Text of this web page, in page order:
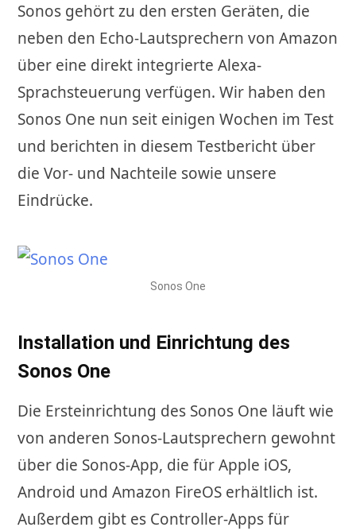
Sonos gehört zu den ersten Geräten, die
neben den Echo-Lautsprechern von Amazon
über eine direkt integrierte Alexa-
Sprachsteuerung verfügen. Wir haben den
Sonos One nun seit einigen Wochen im Test
und berichten in diesem Testbericht über
die Vor- und Nachteile sowie unsere
Eindrücke.
Sonos One
Installation und Einrichtung des
Sonos One
Die Ersteinrichtung des Sonos One läuft wie
von anderen Sonos-Lautsprechern gewohnt
über die Sonos-App, die für Apple iOS,
Android und Amazon FireOS erhältlich ist.
Außerdem gibt es Controller-Apps für